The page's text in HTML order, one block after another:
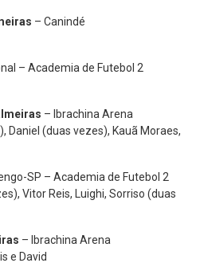
– Canindé
– Academia de Futebol 2
– Ibrachina Arena
Daniel (duas vezes), Kauã Moraes,
SP – Academia de Futebol 2
Vitor Reis, Luighi, Sorriso (duas
– Ibrachina Arena
e David